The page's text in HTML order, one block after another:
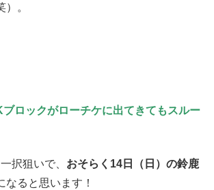
。
ブロックがローチケに出てきてもスルー
択狙いで、 おそらく14日（日）の鈴鹿
なると思います！